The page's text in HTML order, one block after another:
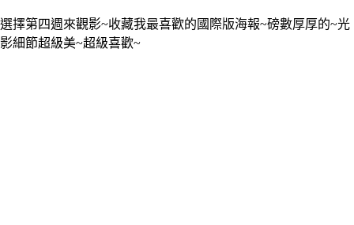
選擇第四週來觀影~收藏我最喜歡的國際版海報~磅數厚厚的~光
影細節超級美~超級喜歡~